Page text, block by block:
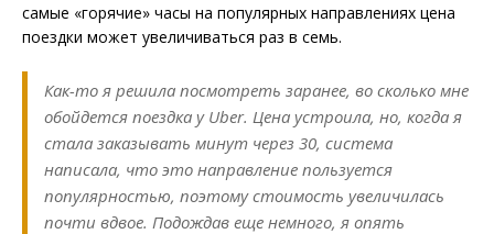
самые «горячие» часы на популярных направлениях цена
поездки может увеличиваться раз в семь.
Как-то я решила посмотреть заранее, во сколько мне
обойдется поездка у Uber. Цена устроила, но, когда я
стала заказывать минут через 30, система
написала, что это направление пользуется
популярностью, поэтому стоимость увеличилась
почти вдвое. Подождав еще немного, я опять